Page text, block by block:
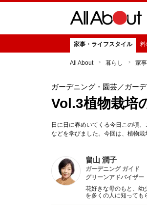
家事・ライフスタイル
All About 暮らし 家
ガーデニング・園芸／ガー
Vol.3植物栽培
日に日に春めいてくる今日この頃
などを学びました。今回は、植物
畠山 潤子
ガーデニング ガイド
グリーンアドバイザー
花好きな母のもと、幼
を多くの人に知っても
行う。